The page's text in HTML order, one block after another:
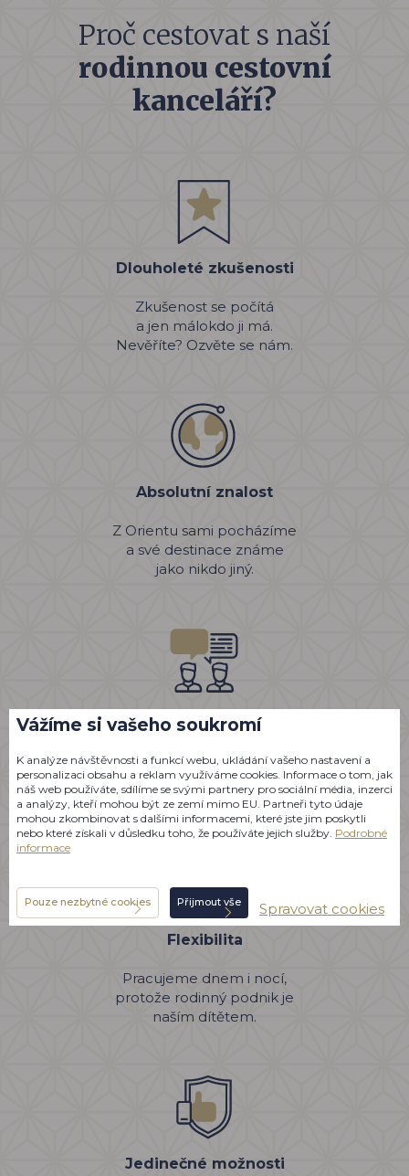
Proč cestovat s naší
rodinnou cestovní
kanceláří?
Dlouholeté zkušenosti
Zkušenost se počítá
a jen málokdo ji má.
Nevěříte? Ozvěte se nám.
Absolutní znalost
Z Orientu sami pocházíme
a své destinace známe
jako nikdo jiný.
Osobní přístup
Nejsme jen cestovka, ale rodina.
Vyslechneme si Vás a postaráme se
o každé prání.
Flexibilita
Pracujeme dnem i nocí,
protože rodinný podnik je
naším dítětem.
Jedinečné možnosti
Vážíme si vašeho soukromí
K analýze návštěvnosti a funkcí webu, ukládání vašeho nastavení a
personalizaci obsahu a reklam využíváme cookies. Informace o tom, jak
náš web používáte, sdílíme se svými partnery pro sociální média, inzerci
a analýzy, kteří mohou být ze zemí mimo EU. Partneři tyto údaje
mohou zkombinovat s dalšími informacemi, které jste jim poskytli
nebo které získali v důsledku toho, že používáte jejich služby. Podrobné
informace
Pouze nezbytné cookies Přijmout vše Spravovat cookies